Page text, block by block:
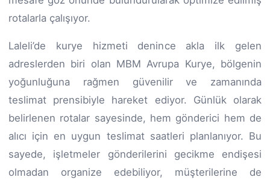
rotalarla çalışıyor.
Laleli’de kurye hizmeti denince akla ilk gelen
adreslerden biri olan MBM Avrupa Kurye, bölgenin
yoğunluğuna rağmen güvenilir ve zamanında
teslimat prensibiyle hareket ediyor. Günlük olarak
belirlenen rotalar sayesinde, hem gönderici hem de
alıcı için en uygun teslimat saatleri planlanıyor. Bu
sayede, işletmeler gönderilerini gecikme endişesi
olmadan organize edebiliyor, müşterilerine de